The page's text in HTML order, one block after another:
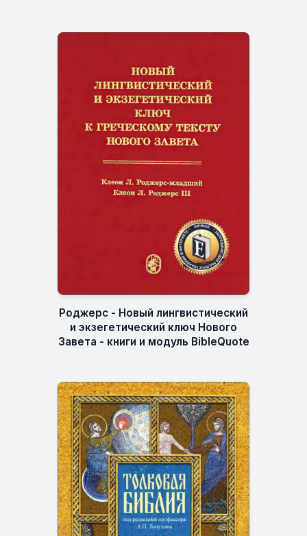
Роджерс - Новый лингвистический
и экзегетический ключ Нового
Завета - книги и модуль BibleQuote